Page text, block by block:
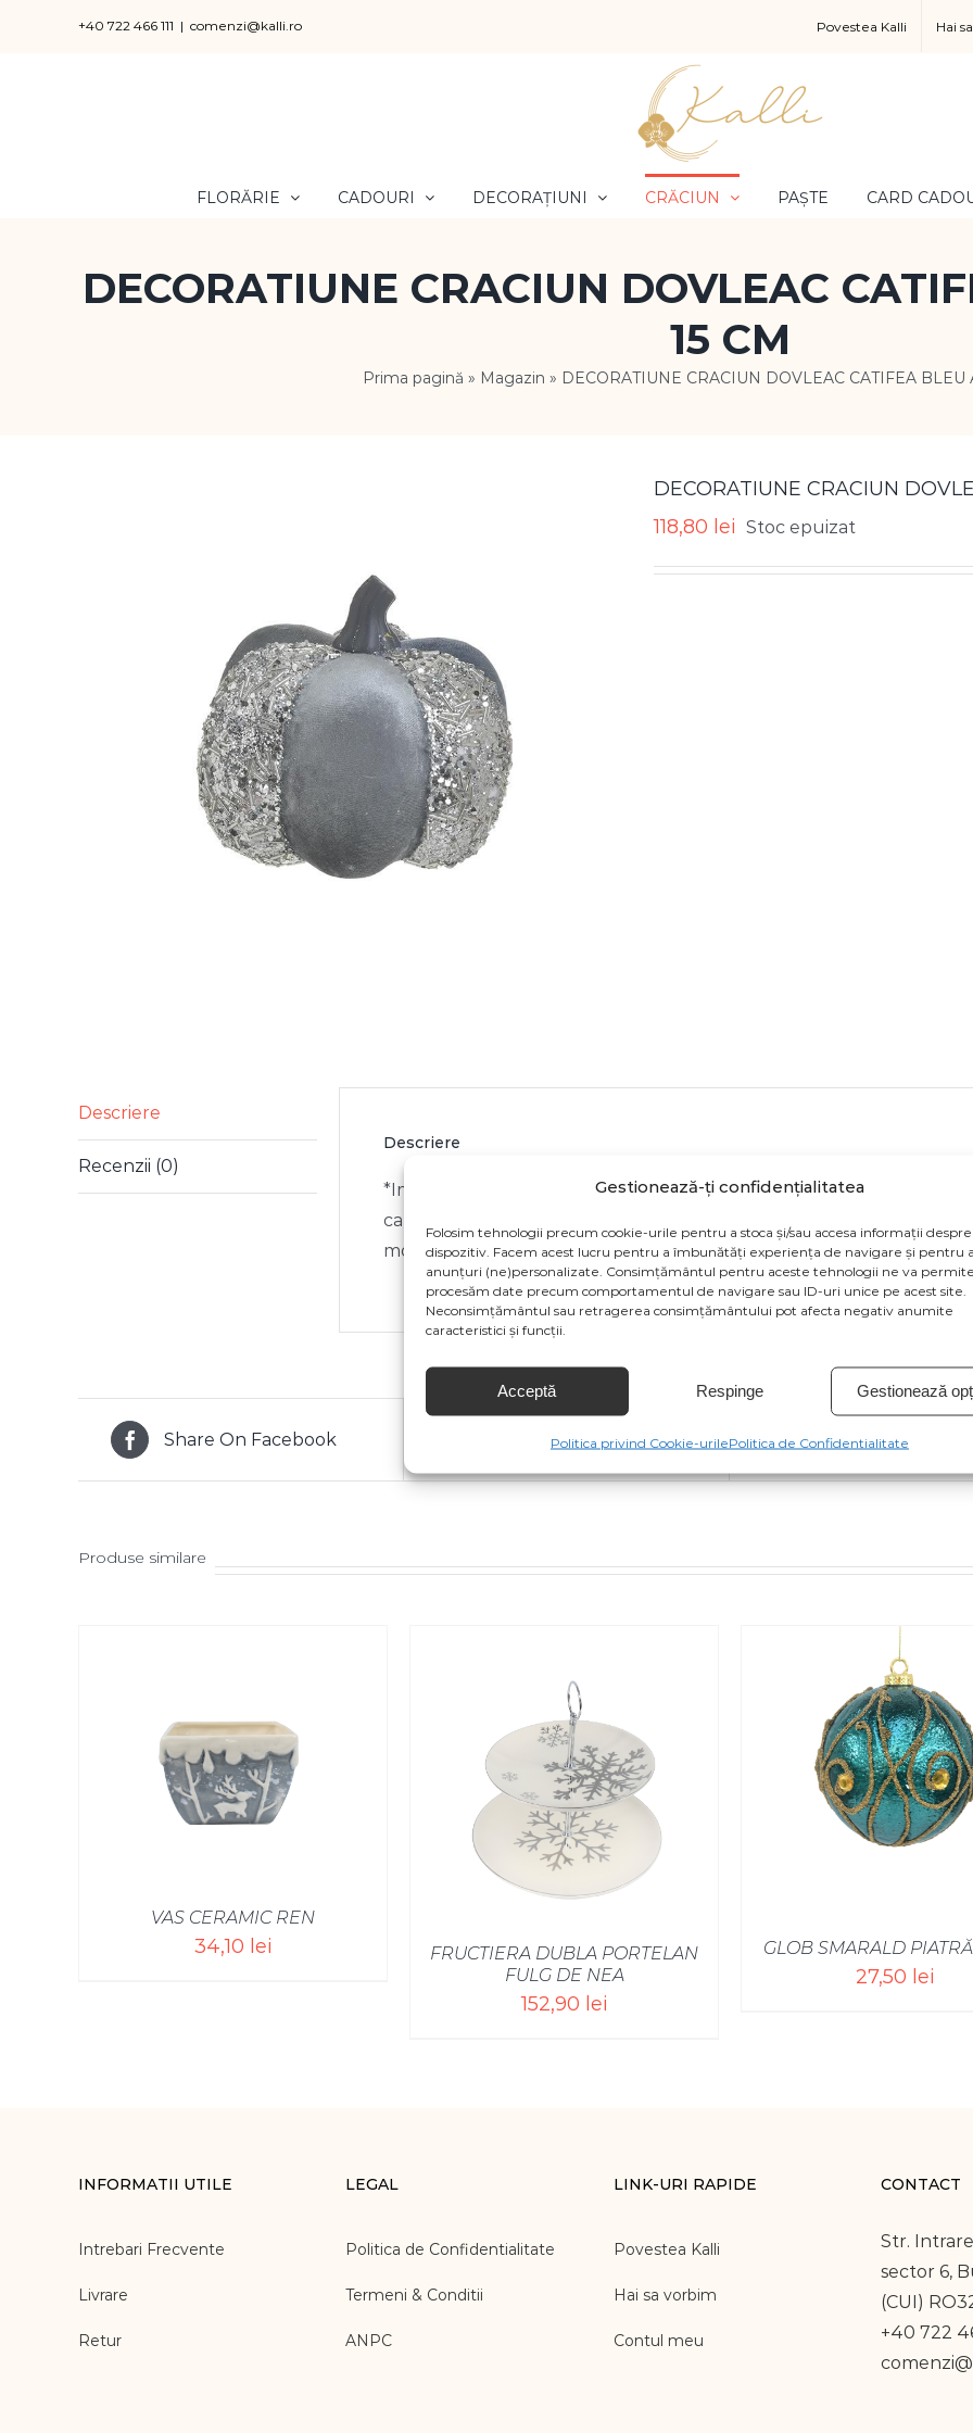
Gestionează-ți confidențialitatea
Folosim tehnologii precum cookie-urile pentru a stoca și/sau accesa informații despre
dispozitiv. Facem acest lucru pentru a îmbunătăți experiența de navigare și pentru
anunțuri (ne)personalizate. Consimțământul pentru aceste tehnologii ne va
procesăm date precum comportamentul de navigare sau ID-uri unice pe acest site.
Neconsimțământul sau retragerea consimțământului pot afecta negativ anumite
caracteristici și funcții.
Acceptă Respinge Gestionează
Politica privind Cookie-urilePolitica de Confidentialitate
+40 722 466 111 | comenzi@kalli.ro Povestea Kalli Hai
FLORĂRIE CADOURI DECORAȚIUNI CRĂCIUN PAȘTE CARD
DECORATIUNE CRACIUN DOVLEAC
15 CM
Prima pagină » Magazin » DECORATIUNE CRACIUN DOVLEAC CATIFEA BLEU
DECORATIUNE CRACIUN
118,80 lei Stoc epuizat
Descriere
Recenzii (0)
Descriere
*Imaginile produsului sunt cu titlu de prezentare si pot contine
ca specificatiile de culoare sa fie afisate eronat in functie de
modificari de la producatorul produsului
Share On Facebook Tweet This Product Pin This Product
Produse similare
VAS CERAMIC REN
34,10 lei
SELECT OPTIONS
FRUCTIERA DUBLA PORTELAN
FULG DE NEA
152,90 lei
GLOB SMARALD
27,50 lei
SELECT OPTIONS
INFORMATII UTILE
Intrebari Frecvente
Livrare
Retur
LEGAL
Politica de Confidentialitate
Termeni & Conditii
ANPC
LINK-URI RAPIDE
Povestea Kalli
Hai sa vorbim
Contul meu
CONTACT
Str.
sector 6,
(CUI)
+40 722